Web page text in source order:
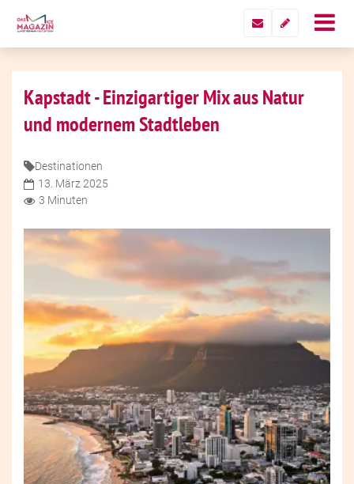
Kapstadt - Einzigartiger Mix aus Natur
und modernem Stadtleben
Destinationen
13. März 2025
3 Minuten